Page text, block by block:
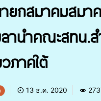
กสมาคมสมา
นำคณะสทน.ส
ภาคใต้
13 ธ.ค. 2020